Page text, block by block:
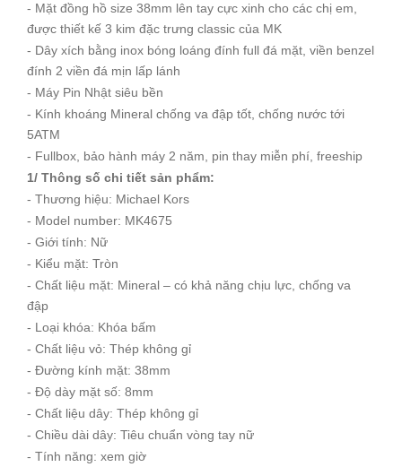
- Mặt đồng hồ size 38mm lên tay cực xinh cho các chị em,
được thiết kế 3 kim đặc trưng classic của MK
- Dây xích bằng inox bóng loáng đính full đá mặt, viền benzel
đính 2 viền đá mịn lấp lánh
- Máy Pin Nhật siêu bền
- Kính khoáng Mineral chống va đập tốt, chống nước tới
5ATM
- Fullbox, bảo hành máy 2 năm, pin thay miễn phí, freeship
1/ Thông số chi tiết sản phẩm:
- Thương hiệu: Michael Kors
- Model number: MK4675
- Giới tính: Nữ
- Kiểu mặt: Tròn
- Chất liệu mặt: Mineral – có khả năng chịu lực, chống va
đập
- Loại khóa: Khóa bấm
- Chất liệu vỏ: Thép không gỉ
- Đường kính mặt: 38mm
- Độ dày mặt số: 8mm
- Chất liệu dây: Thép không gỉ
- Chiều dài dây: Tiêu chuẩn vòng tay nữ
- Tính năng: xem giờ